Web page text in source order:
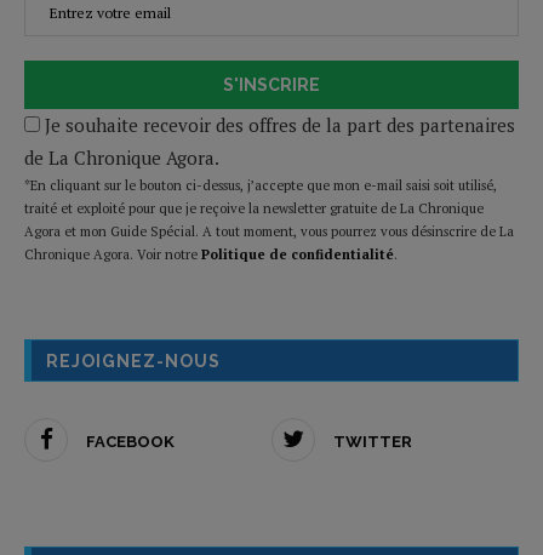
S'INSCRIRE
Je souhaite recevoir des offres de la part des partenaires
de La Chronique Agora.
*En cliquant sur le bouton ci-dessus, j’accepte que mon e-mail saisi soit utilisé,
traité et exploité pour que je reçoive la newsletter gratuite de La Chronique
Agora et mon Guide Spécial. A tout moment, vous pourrez vous désinscrire de La
Chronique Agora. Voir notre Politique de confidentialité.
REJOIGNEZ-NOUS
FACEBOOK TWITTER